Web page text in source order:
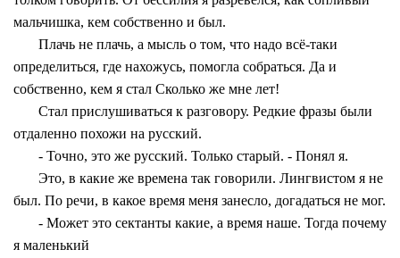
мальчишка, кем собственно и был.
Плачь не плачь, а мысль о том, что надо всё-таки
определиться, где нахожусь, помогла собраться. Да и
собственно, кем я стал Сколько же мне лет!
Стал прислушиваться к разговору. Редкие фразы были
отдаленно похожи на русский.
- Точно, это же русский. Только старый. - Понял я.
Это, в какие же времена так говорили. Лингвистом я не
был. По речи, в какое время меня занесло, догадаться не мог.
- Может это сектанты какие, а время наше. Тогда почему
я маленький